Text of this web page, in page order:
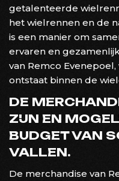
getalenteerde
het wielrennen en de
is een manier om
ervaren en
van Remco
ontstaat binnen de
DE
ZIJN EN
BUDGET VAN
VALLEN.
De merchandise van